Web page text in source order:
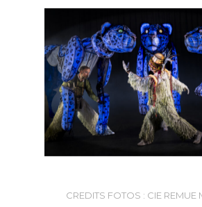
CREDITS FOTOS : CIE REMUE